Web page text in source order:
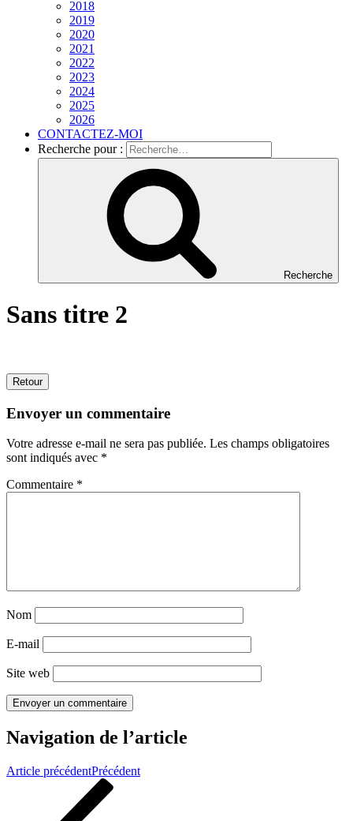
2018
2019
2020
2021
2022
2023
2024
2025
2026
CONTACTEZ-MOI
Recherche pour :
Recherche
Sans titre 2
Retour
Envoyer un commentaire
Votre adresse e-mail ne sera pas publiée. Les champs obligatoires
sont indiqués avec *
Commentaire *
Nom
E-mail
Site web
Navigation de l’article
Article précédentPrécédent